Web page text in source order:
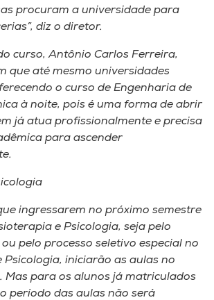
procuram a universidade para
diz o diretor.
curso, Antônio Carlos Ferreira,
que até mesmo universidades
o curso de Engenharia de
à noite, pois é uma forma de abrir
já atua profissionalmente e precisa
para ascender
ingressarem no próximo semestre
e Psicologia, seja pelo
pelo processo seletivo especial no
Psicologia, iniciarão as aulas no
Mas para os alunos já matriculados
período das aulas não será